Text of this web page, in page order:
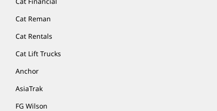
Cat Reman
Cat Rentals
Cat Lift Trucks
Anchor
AsiaTrak
FG Wilson